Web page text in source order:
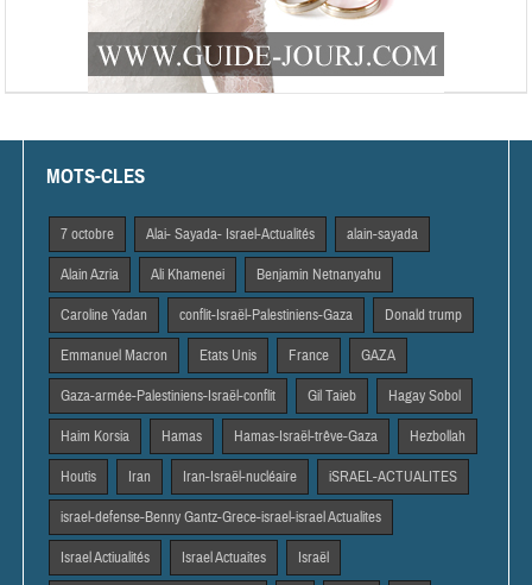
MOTS-CLES
7 octobre Alai- Sayada- Israel-Actualités alain-sayada
Alain Azria Ali Khamenei Benjamin Netnanyahu
Caroline Yadan conflit-Israël-Palestiniens-Gaza Donald trump
Emmanuel Macron Etats Unis France GAZA
Gaza-armée-Palestiniens-Israël-conflit Gil Taieb Hagay Sobol
Haim Korsia Hamas Hamas-Israël-trêve-Gaza Hezbollah
Houtis Iran Iran-Israël-nucléaire iSRAEL-ACTUALITES
israel-defense-Benny Gantz-Grece-israel-israel Actualites
Israel Actiualités Israel Actuaites Israël